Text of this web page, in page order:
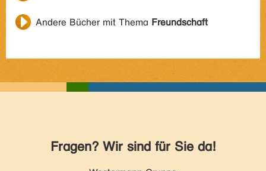
Andere Bücher mit Thema Freundschaft